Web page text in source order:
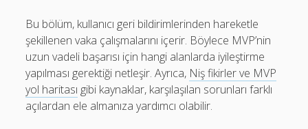
Bu bölüm, kullanıcı geri bildirimlerinden hareketle
şekillenen vaka çalışmalarını içerir. Böylece MVP’nin
uzun vadeli başarısı için hangi alanlarda iyileştirme
yapılması gerektiği netleşir. Ayrıca, Niş fikirler ve MVP
yol haritası gibi kaynaklar, karşılaşılan sorunları farklı
açılardan ele almanıza yardımcı olabilir.